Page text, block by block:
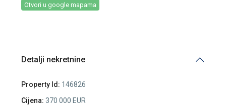
Otvori u google mapama
Detalji nekretnine
Property Id: 146826
Cijena: 370 000 EUR